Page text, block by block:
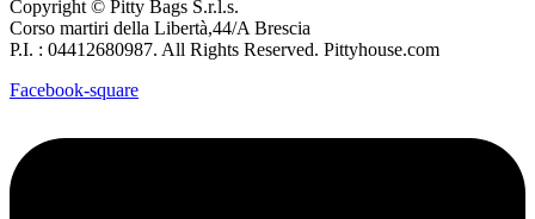
Copyright © Pitty Bags S.r.l.s.
Corso martiri della Libertà,44/A Brescia
P.I. : 04412680987. All Rights Reserved. Pittyhouse.com
Facebook-square